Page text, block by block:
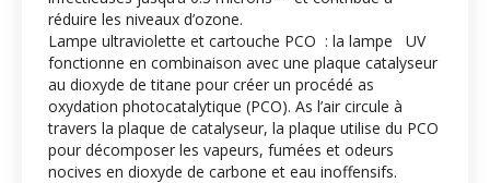
réduire les niveaux d’ozone.
Lampe ultraviolette et cartouche PCO : la lampe UV
fonctionne en combinaison avec une plaque catalyseur
au dioxyde de titane pour créer un procédé as
oxydation photocatalytique (PCO). As l’air circule à
travers la plaque de catalyseur, la plaque utilise du PCO
pour décomposer les vapeurs, fumées et odeurs
nocives en dioxyde de carbone et eau inoffensifs.